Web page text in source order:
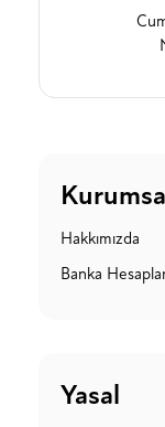
Hakkımızda
Banka
Yasal